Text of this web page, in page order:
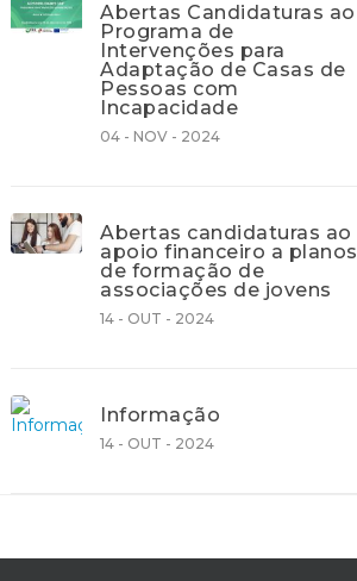
Abertas Candidaturas ao
Programa de
Intervenções para
Adaptação de Casas de
Pessoas com
Incapacidade
04 - NOV - 2024
Abertas candidaturas ao
apoio financeiro a planos
de formação de
associações de jovens
14 - OUT - 2024
Informação
14 - OUT - 2024